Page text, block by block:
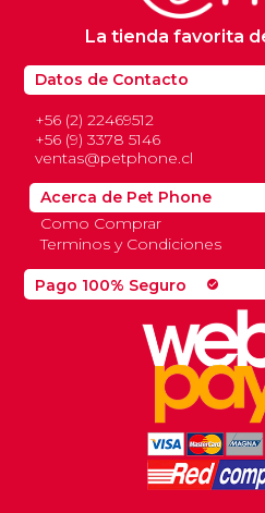
Pago 100% Seguro check_circle
Datos de Contacto
+56 (2) 22469512
+56 (9) 3378 5146
ventas@petphone.cl
La tienda favorita
Acerca de Pet Phone
Como Comprar
Terminos y Condiciones